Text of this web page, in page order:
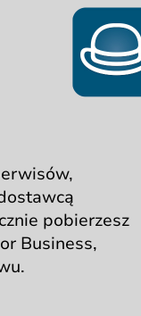
pobierzesz
Business,